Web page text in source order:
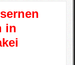
in